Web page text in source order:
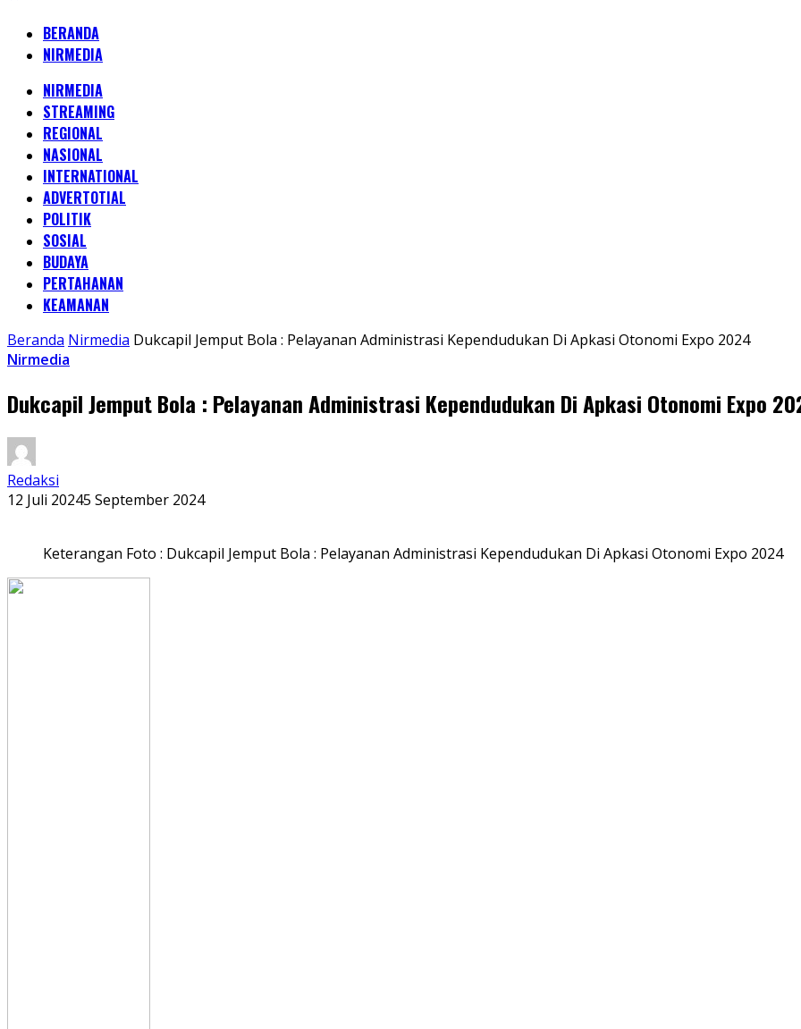
BERANDA
NIRMEDIA
NIRMEDIA
STREAMING
REGIONAL
NASIONAL
INTERNATIONAL
ADVERTOTIAL
POLITIK
SOSIAL
BUDAYA
PERTAHANAN
KEAMANAN
Beranda Nirmedia Dukcapil Jemput Bola : Pelayanan Administrasi Kependudukan Di Apkasi Otonomi Expo 2024
Nirmedia
Dukcapil Jemput Bola : Pelayanan Administrasi Kependudukan Di Apkasi Otonomi Expo
Redaksi
12 Juli 20245 September 2024
Keterangan Foto : Dukcapil Jemput Bola : Pelayanan Administrasi Kependudukan Di Apkasi Otonomi Expo 2024